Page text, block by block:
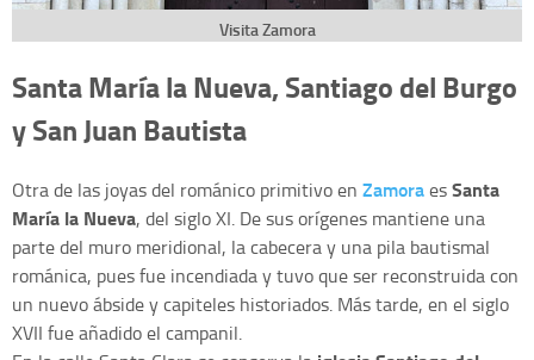
Visita Zamora
Santa María la Nueva, Santiago del Burgo
y San Juan Bautista
Otra de las joyas del románico primitivo en ZamoraesSanta
María la Nueva, del siglo XI. De sus orígenes mantiene una
parte del muro meridional, la cabecera y una pila bautismal
románica, pues fue incendiada y tuvo que ser reconstruida con
un nuevo ábside y capiteles historiados. Más tarde, en el siglo
XVII fue añadido el campanil.